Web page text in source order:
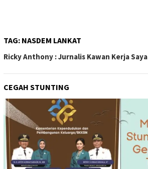
TAG: NASDEM LANKAT
Ricky Anthony : Jurnalis Kawan Kerja Saya
CEGAH STUNTING